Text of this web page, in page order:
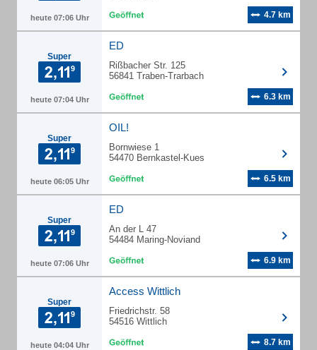
heute 07:06 Uhr 4.7 km
Super
heute 07:04 Uhr
ED
Rißbacher Str. 125
56841 Traben-Trarbach
6.3 km
Super
heute 06:05 Uhr
OIL!
Bornwiese 1
54470 Bernkastel-Kues
6.5 km
Super
heute 07:06 Uhr
ED
An der L 47
54484 Maring-Noviand
6.9 km
Super
heute 04:04 Uhr
Access Wittlich
Friedrichstr. 58
54516 Wittlich
8.7 km